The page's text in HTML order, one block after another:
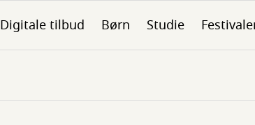
Digitale tilbud Børn Studie